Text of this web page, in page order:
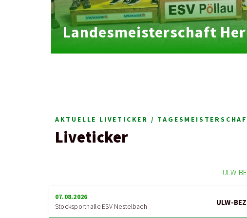
Landesmeisterschaft
AKTUELLE LIVETICKER /
Liveticker
ULW-
07.08.2026
Stocksporthalle ESV Nestelbach ULW-